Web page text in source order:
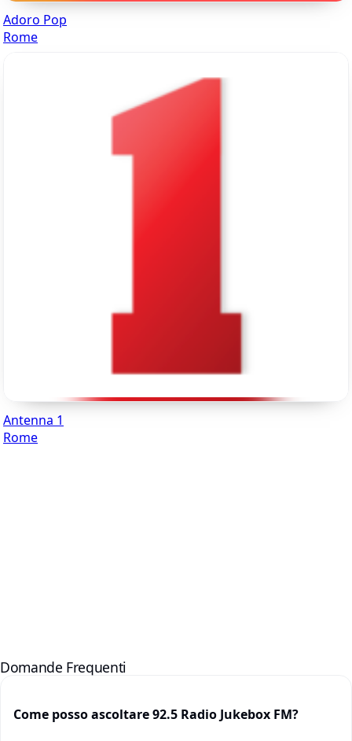
Adoro Pop
Rome
Antenna 1
Rome
Domande Frequenti
Come posso ascoltare 92.5 Radio Jukebox FM?